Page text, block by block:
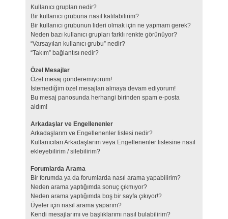
Kullanıcı grupları nedir?
Bir kullanıcı grubuna nasıl katılabilirim?
Bir kullanıcı grubunun lideri olmak için ne yapmam gerek?
Neden bazı kullanıcı grupları farklı renkte görünüyor?
“Varsayılan kullanıcı grubu” nedir?
“Takım” bağlantısı nedir?
Özel Mesajlar
Özel mesaj gönderemiyorum!
İstemediğim özel mesajları almaya devam ediyorum!
Bu mesaj panosunda herhangi birinden spam e-posta
aldım!
Arkadaşlar ve Engellenenler
Arkadaşlarım ve Engellenenler listesi nedir?
Kullanıcıları Arkadaşlarım veya Engellenenler listesine nasıl
ekleyebilirim / silebilirim?
Forumlarda Arama
Bir forumda ya da forumlarda nasıl arama yapabilirim?
Neden arama yaptığımda sonuç çıkmıyor?
Neden arama yaptığımda boş bir sayfa çıkıyor!?
Üyeler için nasıl arama yaparım?
Kendi mesajlarımı ve başlıklarımı nasıl bulabilirim?